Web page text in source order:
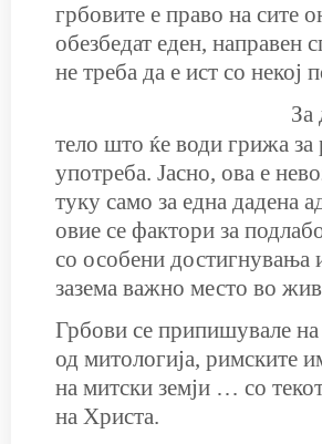
грбовите е право на сите
обезбедат еден, направен
не треба да е ист со некој
За
тело што ќе води грижа за
употреба. Јасно, ова е
туку само за една дадена
овие се фактори за
со особени достигнувања
зазема важно место во
Грбови се припишувале
од митологија, римските
на митски земји … со
на Христа.